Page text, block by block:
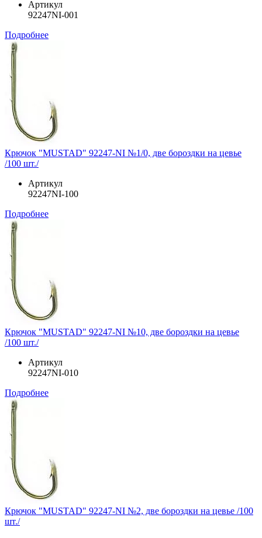
Артикул
92247NI-001
Подробнее
Крючок "MUSTAD" 92247-NI №1/0, две бороздки на цевье
/100 шт./
Артикул
92247NI-100
Подробнее
Крючок "MUSTAD" 92247-NI №10, две бороздки на цевье
/100 шт./
Артикул
92247NI-010
Подробнее
Крючок "MUSTAD" 92247-NI №2, две бороздки на цевье /100
шт./